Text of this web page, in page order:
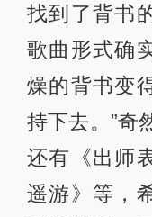
找到了背书
歌曲形式确
燥的背书变
持下去。”奇
还有《出师
遥游》等，